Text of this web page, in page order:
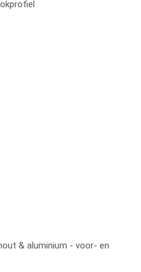
& aluminium - voor- en